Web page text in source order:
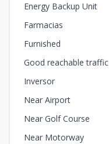
Energy Backup Unit
Farmacias
Furnished
Good reachable traffic
Inversor
Near Airport
Near Golf Course
Near Motorway